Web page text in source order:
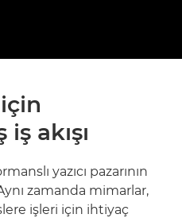
akışı
yazıcı pazarının
zamanda mimarlar,
işleri için ihtiyaç